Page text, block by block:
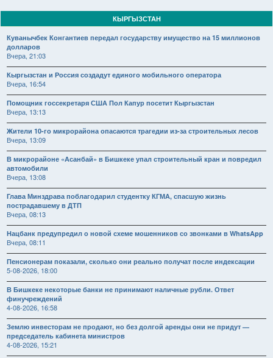
КЫРГЫЗСТАН
Куванычбек Конгантиев передал государству имущество на 15 миллионов
долларов
Вчера, 21:03
Кыргызстан и Россия создадут единого мобильного оператора
Вчера, 16:54
Помощник госсекретаря США Пол Капур посетит Кыргызстан
Вчера, 13:13
Жители 10-го микрорайона опасаются трагедии из-за строительных лесов
Вчера, 13:09
В микрорайоне «Асанбай» в Бишкеке упал строительный кран и повредил
автомобили
Вчера, 13:08
Глава Минздрава поблагодарил студентку КГМА, спасшую жизнь
пострадавшему в ДТП
Вчера, 08:13
Нацбанк предупредил о новой схеме мошенников со звонками в WhatsApp
Вчера, 08:11
Пенсионерам показали, сколько они реально получат после индексации
5-08-2026, 18:00
В Бишкеке некоторые банки не принимают наличные рубли. Ответ
финучреждений
4-08-2026, 16:58
Землю инвесторам не продают, но без долгой аренды они не придут —
председатель кабинета министров
4-08-2026, 15:21